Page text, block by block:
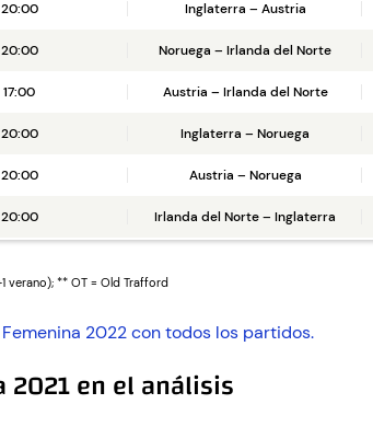
20:00 Inglaterra – Austria
20:00 Noruega – Irlanda del Norte
17:00 Austria – Irlanda del Norte
20:00 Inglaterra – Noruega
20:00 Austria – Noruega
20:00 Irlanda del Norte – Inglaterra
verano); ** OT = Old Trafford
2022 con todos los partidos.
2021 en el análisis